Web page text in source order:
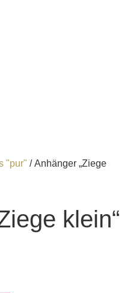
"pur" / Anhänger „Ziege
klein“